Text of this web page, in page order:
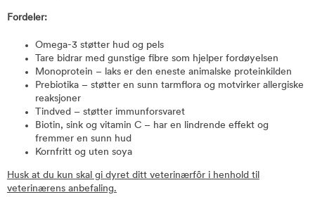
Fordeler:
Omega-3 støtter hud og pels
Tare bidrar med gunstige fibre som hjelper fordøyelsen
Monoprotein – laks er den eneste animalske proteinkilden
Prebiotika – støtter en sunn tarmflora og motvirker allergiske
reaksjoner
Tindved – støtter immunforsvaret
Biotin, sink og vitamin C – har en lindrende effekt og
fremmer en sunn hud
Kornfritt og uten soya
Husk at du kun skal gi dyret ditt veterinærfôr i henhold til
veterinærens anbefaling.